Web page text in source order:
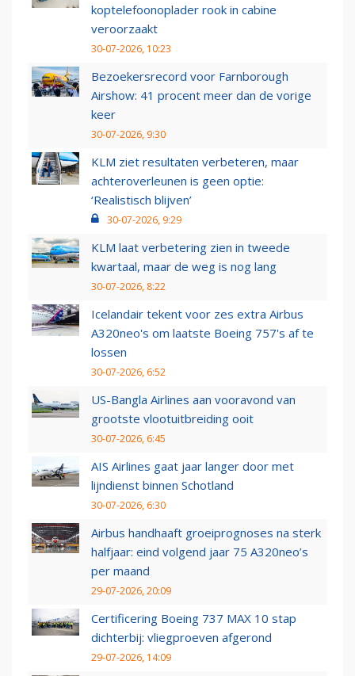
koptelefoonoplader rook in cabine
veroorzaakt
30-07-2026, 10:23
Bezoekersrecord voor Farnborough
Airshow: 41 procent meer dan de vorige
keer
30-07-2026, 9:30
KLM ziet resultaten verbeteren, maar
achteroverleunen is geen optie:
‘Realistisch blijven’
30-07-2026, 9:29
KLM laat verbetering zien in tweede
kwartaal, maar de weg is nog lang
30-07-2026, 8:22
Icelandair tekent voor zes extra Airbus
A320neo's om laatste Boeing 757's af te
lossen
30-07-2026, 6:52
US-Bangla Airlines aan vooravond van
grootste vlootuitbreiding ooit
30-07-2026, 6:45
AIS Airlines gaat jaar langer door met
lijndienst binnen Schotland
30-07-2026, 6:30
Airbus handhaaft groeiprognoses na sterk
halfjaar: eind volgend jaar 75 A320neo’s
per maand
29-07-2026, 20:09
Certificering Boeing 737 MAX 10 stap
dichterbij: vliegproeven afgerond
29-07-2026, 14:09